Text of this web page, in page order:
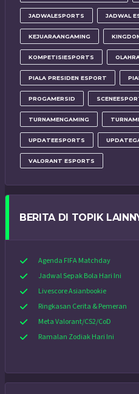
JADWALESPORTS JADWAL
KEJUARAANGAMING
KOMPETISIESPORTS
PIALA PRESIDEN ESPORT
PROGAMERSID
TURNAMENGAMING
UPDATEESPORTS
VALORANT ESPORTS
BERITA DI TOPIK
Agenda FIFA Matchday
Jadwal Sepak Bola Hari Ini
Livescore Asianbookie
Ringkasan Cerita & Pemeran
Meta Valorant/CS2/CoD
Ramalan Zodiak Hari Ini